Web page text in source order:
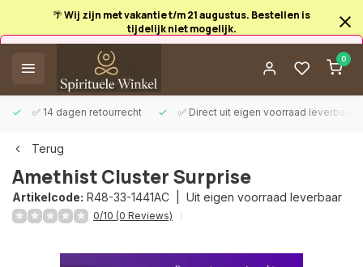
🌴 Wij zijn met vakantie t/m 21 augustus. Bestellen is
tijdelijk niet mogelijk.
0
✅ 14 dagen retourrecht ✅ Direct uit eigen voorraad leverbaar
Afrekenen is uitgeschakeld.
Terug
Amethist Cluster Surprise
Artikelcode: R48-33-1441AC | Uit eigen voorraad leverbaar
0/10 (0 Reviews)